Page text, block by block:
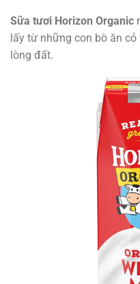
Sữa tươi Horizon Organic
lấy từ những con bò ăn
lòng đất.